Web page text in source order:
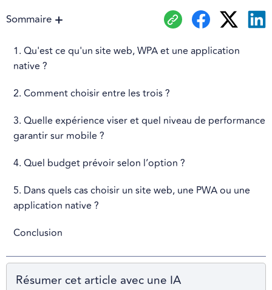
Sommaire
1. Qu'est ce qu'un site web, WPA et une application
native ?
2. Comment choisir entre les trois ?
3. Quelle expérience viser et quel niveau de performance
garantir sur mobile ?
4. Quel budget prévoir selon l’option ?
5. Dans quels cas choisir un site web, une PWA ou une
application native ?
Conclusion
Résumer cet article avec une IA